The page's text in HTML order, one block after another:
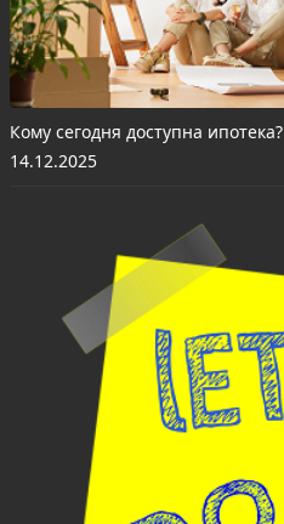
Кому сегодня доступна ипотека?
14.12.2025